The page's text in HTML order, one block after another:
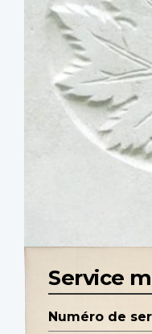
Service
Numéro de